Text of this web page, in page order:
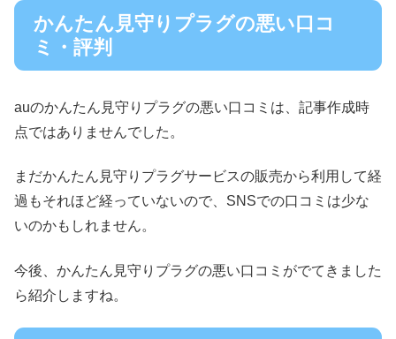
かんたん見守りプラグの悪い口コ
ミ・評判
auのかんたん見守りプラグの悪い口コミは、記事作成時
点ではありませんでした。
まだかんたん見守りプラグサービスの販売から利用して経
過もそれほど経っていないので、SNSでの口コミは少な
いのかもしれません。
今後、かんたん見守りプラグの悪い口コミがでてきました
ら紹介しますね。